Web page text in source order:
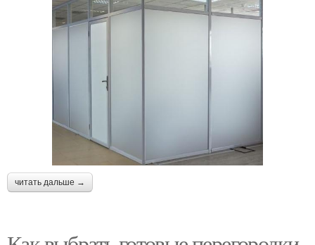
читать дальше →